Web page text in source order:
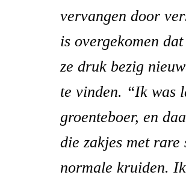
vervangen door
is overgekomen
ze druk bezig
te vinden. “Ik was
groenteboer, en
die zakjes met rare
normale kruiden.